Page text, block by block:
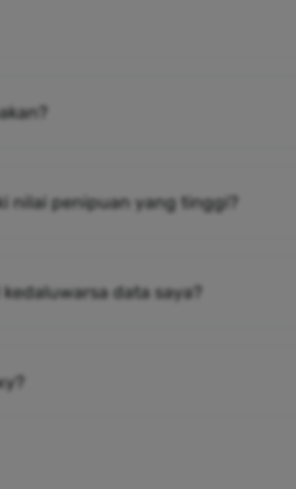
nilai penipuan yang tinggi?
data saya?